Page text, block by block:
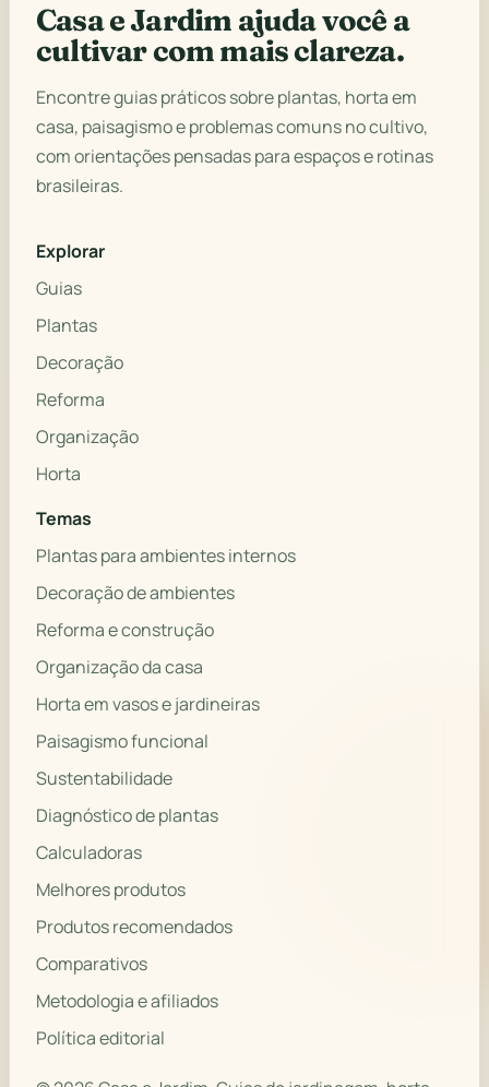
Casa e Jardim ajuda você a
cultivar com mais clareza.
Encontre guias práticos sobre plantas, horta em
casa, paisagismo e problemas comuns no cultivo,
com orientações pensadas para espaços e rotinas
brasileiras.
Explorar
Guias
Plantas
Decoração
Reforma
Organização
Horta
Temas
Plantas para ambientes internos
Decoração de ambientes
Reforma e construção
Organização da casa
Horta em vasos e jardineiras
Paisagismo funcional
Sustentabilidade
Diagnóstico de plantas
Calculadoras
Melhores produtos
Produtos recomendados
Comparativos
Metodologia e afiliados
Política editorial